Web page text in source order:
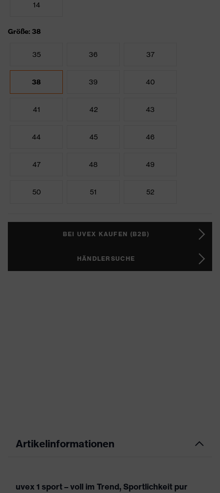
14
Größe: 38
35 36 37
38 39 40
41 42 43
44 45 46
47 48 49
50 51 52
BEI UVEX KAUFEN (B2B)
HÄNDLERSUCHE
Artikelinformationen
uvex 1 sport – voll im Trend, Sportlichkeit pur